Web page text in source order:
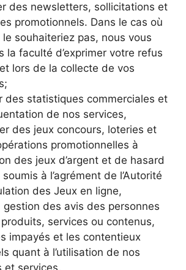
des newsletters, sollicitations et
promotionnels. Dans le cas où
le souhaiteriez pas, nous vous
la faculté d’exprimer votre refus
lors de la collecte de vos
des statistiques commerciales et
de nos services,
des jeux concours, loteries et
promotionnelles à
des jeux d’argent et de hasard
à l’agrément de l’Autorité
des Jeux en ligne,
gestion des avis des personnes
services ou contenus,
impayés et les contentieux
quant à l’utilisation de nos
et services,